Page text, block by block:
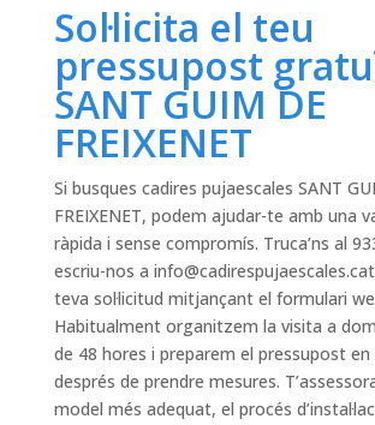
Sol·licita el teu
pressupost
SANT GUIM DE
FREIXENET
Si busques cadires pujaescales SANT
FREIXENET, podem ajudar-te amb una
ràpida i sense compromís. Truca’ns al
escriu-nos a info@cadirespujaescales.cat
teva sol·licitud mitjançant el formulari
Habitualment organitzem la visita a
de 48 hores i preparem el pressupost en
després de prendre mesures.
model més adequat, el procés